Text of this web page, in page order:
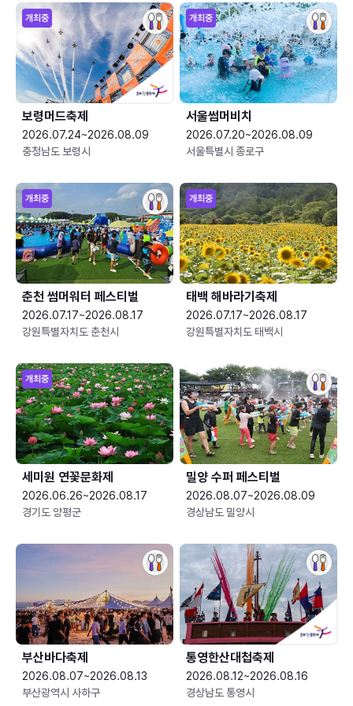
개최중
보령머드축제
2026.07.24~2026.08.09
충청남도 보령시
개최중
서울썸머비치
2026.07.20~2026.08.09
서울특별시 종로구
개최중
춘천 썸머워터 페스티벌
2026.07.17~2026.08.17
강원특별자치도 춘천시
개최중
태백 해바라기축제
2026.07.17~2026.08.17
강원특별자치도 태백시
개최중
세미원 연꽃문화제
2026.06.26~2026.08.17
경기도 양평군
밀양 수퍼 페스티벌
2026.08.07~2026.08.09
경상남도 밀양시
부산바다축제
2026.08.07~2026.08.13
부산광역시 사하구
통영한산대첩축제
2026.08.12~2026.08.16
경상남도 통영시